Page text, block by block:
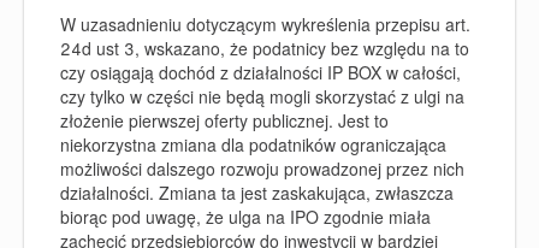
W uzasadnieniu dotyczącym wykreślenia przepisu art.
24d ust 3, wskazano, że podatnicy bez względu na to
czy osiągają dochód z działalności IP BOX w całości,
czy tylko w części nie będą mogli skorzystać z ulgi na
złożenie pierwszej oferty publicznej. Jest to
niekorzystna zmiana dla podatników ograniczająca
możliwości dalszego rozwoju prowadzonej przez nich
działalności. Zmiana ta jest zaskakująca, zwłaszcza
biorąc pod uwagę, że ulga na IPO zgodnie miała
zachęcić przedsiębiorców do inwestycji w bardziej